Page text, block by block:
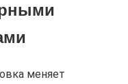
меняет